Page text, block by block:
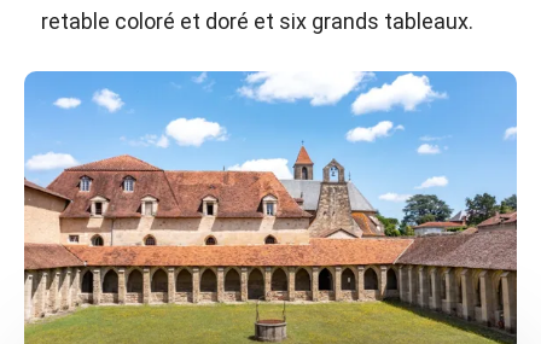
retable coloré et doré et six grands tableaux.